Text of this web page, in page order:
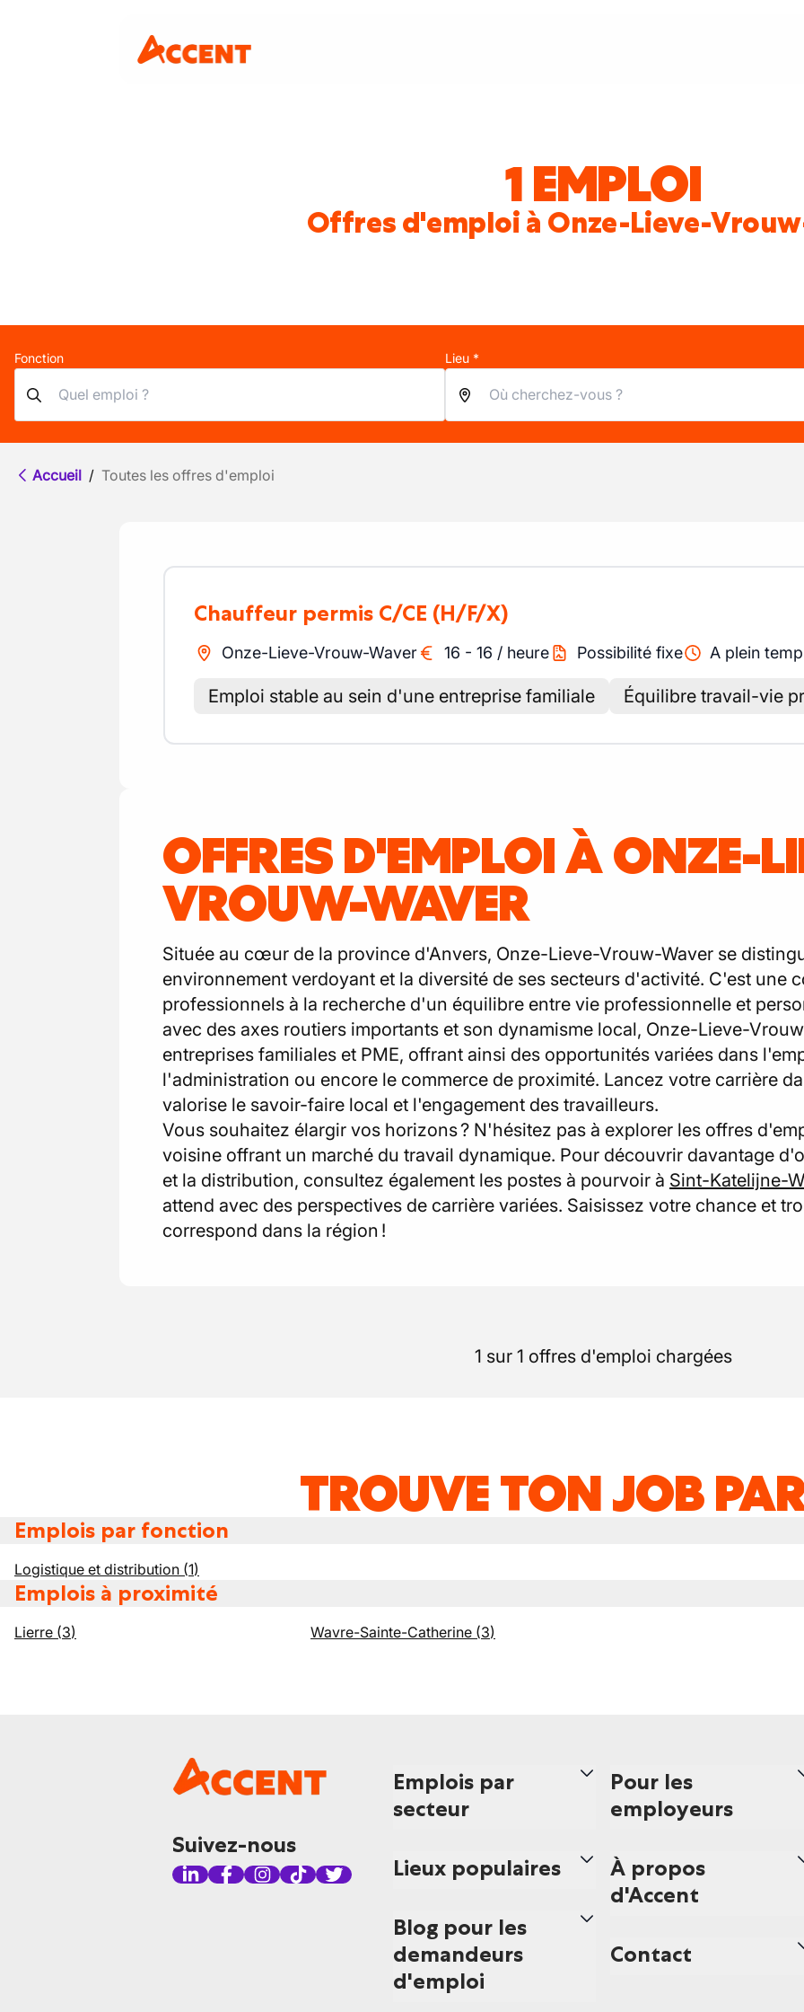
1 EMPLOI
Offres d'emploi à Onze-Lieve-
Fonction Lieu *
Accueil / Toutes les offres d'emploi
Chauffeur permis C/CE (H/F/X)
Onze-Lieve-Vrouw-Waver 16 - 16 / heure Possibilité fixe A plein
Emploi stable au sein d'une entreprise familiale Équilibre travail-vie
OFFRES D'EMPLOI À ONZE-
VROUW-WAVER
Située au cœur de la province d'Anvers, Onze-Lieve-Vrouw-Waver se
environnement verdoyant et la diversité de ses secteurs d'activité. C'est une
professionnels à la recherche d'un équilibre entre vie professionnelle et
avec des axes routiers importants et son dynamisme local, Onze-Lieve-
entreprises familiales et PME, offrant ainsi des opportunités variées dans
l'administration ou encore le commerce de proximité. Lancez votre carrière
valorise le savoir-faire local et l'engagement des travailleurs.
Vous souhaitez élargir vos horizons ? N'hésitez pas à explorer les offres
voisine offrant un marché du travail dynamique. Pour découvrir davantage
et la distribution, consultez également les postes à pourvoir à Sint-Katelijne-
attend avec des perspectives de carrière variées. Saisissez votre chance et
correspond dans la région !
1 sur 1 offres d'emploi chargées
TROUVE TON JOB
Emplois par fonction
Logistique et distribution (1)
Emplois à proximité
Lierre (3) Wavre-Sainte-Catherine (3)
Suivez-nous
Emplois par
secteur
Lieux populaires
Blog pour les
demandeurs
d'emploi
Pour les
employeurs
À propos
d'Accent
Contact